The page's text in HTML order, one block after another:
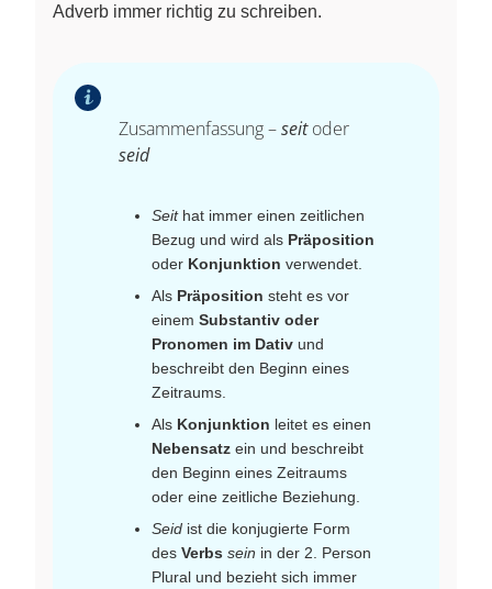
Adverb immer richtig zu schreiben.
Zusammenfassung –seitoder
seid
Seithat immer einen zeitlichen
Bezug und wird als Präposition
oder Konjunktion verwendet.
Als Präposition steht es vor
einem Substantiv oder
Pronomen im Dativ und
beschreibt den Beginn eines
Zeitraums.
Als Konjunktion leitet es einen
Nebensatz ein und beschreibt
den Beginn eines Zeitraums
oder eine zeitliche Beziehung.
Seid ist die konjugierte Form
des Verbs sein in der 2. Person
Plural und bezieht sich immer